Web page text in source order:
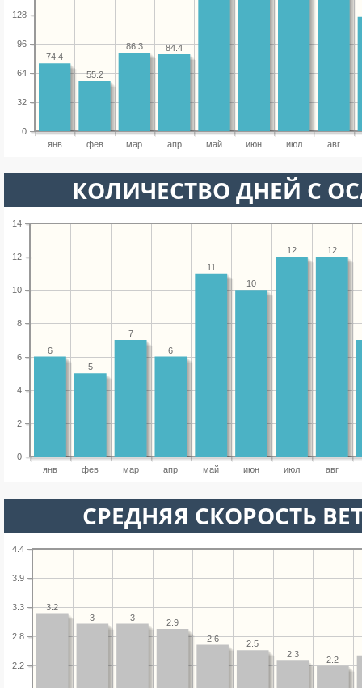
янв фев мар апр май июн июл авг
0
32
64
96
128
84.4
86.3
55.2
74.4
КОЛИЧЕСТВО ДНЕЙ С
янв фев мар апр май июн июл авг
0
2
4
6
8
10
12
14
12
12
10
11
6
7
5
6
СРЕДНЯЯ СКОРОСТЬ
2.2
2.8
3.3
3.9
4.4
2.2
2.3
2.5
2.6
2.9
3
3
3.2